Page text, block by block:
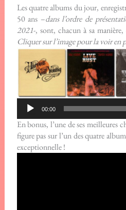
Les quatre albums du jour,
50 ans –dans l’ordre de
2021-, sont, chacun à sa
Cliquer sur l’image pour la voir en
Lecteur
audio
00:00
En bonus, l’une de ses meilleures
figure pas sur l’un des quatre
exceptionnelle !